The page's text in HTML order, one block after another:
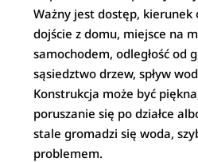
Ważny jest dostęp,
dojście z domu, miejsce na
samochodem, odległość od
sąsiedztwo drzew, spływ
Konstrukcja może być
poruszanie się po działce
stale gromadzi się woda,
problemem.